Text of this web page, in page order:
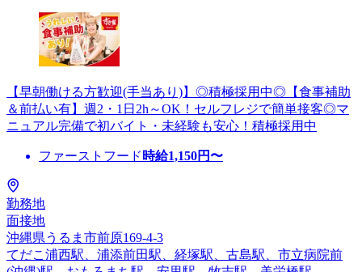
【早朝働ける方歓迎(手当あり)】◎積極採用中◎【食事補助
＆前払い有】週2・1日2h～OK！セルフレジで簡単接客◎マ
ニュアル完備で初バイト・未経験も安心！積極採用中
ファーストフード 時給1,150円〜
勤務地
面接地
沖縄県うるま市前原169-4-3
てだこ浦西駅、浦添前田駅、経塚駅、古島駅、市立病院前